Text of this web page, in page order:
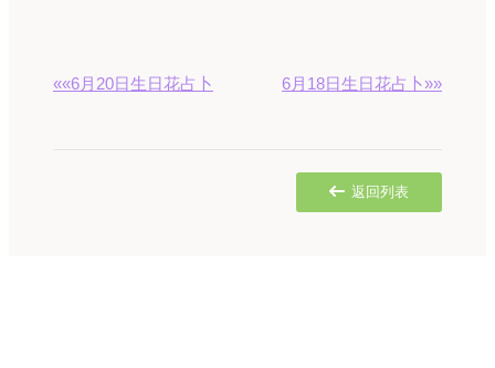
««6月20日生日花占卜 6月18日生日花占卜»»
返回列表